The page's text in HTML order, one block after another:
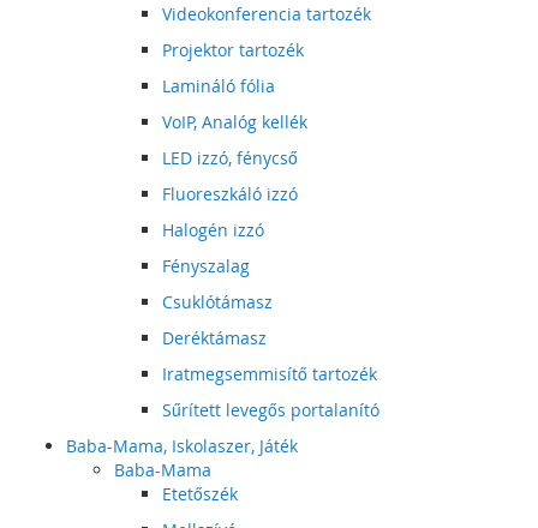
Videokonferencia tartozék
Projektor tartozék
Lamináló fólia
VoIP, Analóg kellék
LED izzó, fénycső
Fluoreszkáló izzó
Halogén izzó
Fényszalag
Csuklótámasz
Deréktámasz
Iratmegsemmisítő tartozék
Sűrített levegős portalanító
Baba-Mama, Iskolaszer, Játék
Baba-Mama
Etetőszék